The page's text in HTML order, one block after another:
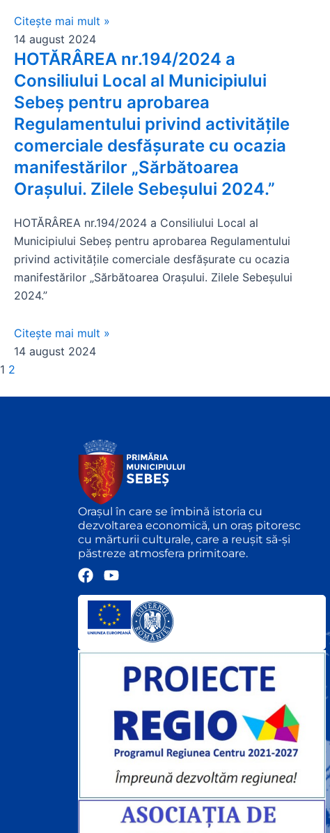
Citește mai mult »
14 august 2024
HOTĂRÂREA nr.194/2024 a
Consiliului Local al Municipiului
Sebeș pentru aprobarea
Regulamentului privind activitățile
comerciale desfășurate cu ocazia
manifestărilor „Sărbătoarea
Orașului. Zilele Sebeşului 2024.”
HOTĂRÂREA nr.194/2024 a Consiliului Local al
Municipiului Sebeș pentru aprobarea Regulamentului
privind activitățile comerciale desfășurate cu ocazia
manifestărilor „Sărbătoarea Orașului. Zilele Sebeşului
2024.”
Citește mai mult »
14 august 2024
1 2
Orașul în care se îmbină istoria cu
dezvoltarea economică, un oraș pitoresc
cu mărturii culturale, care a reușit să-și
păstreze atmosfera primitoare.
F
c
b
o
Y
u
t
u
b